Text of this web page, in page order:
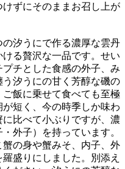
ずにそのままお召し上が
汐うにで作る濃厚な雲丹
る贅沢な一品です。せい
チとした食感の外子、み
汐うにの甘く芳醇な磯の
飯に乗せて食べても至極
短く、今の時季しか味わ
比べて小ぶりですが、濃
外子）を持っています。
の身や蟹みそ、内子、外
盛りにしました。別添え